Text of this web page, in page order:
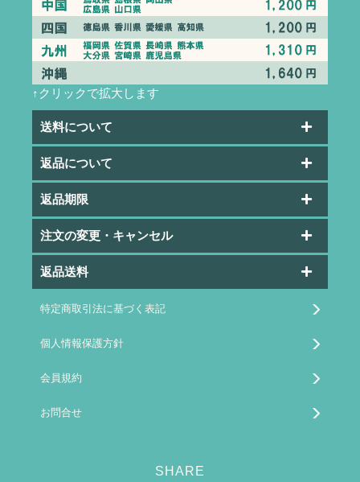
↑クリックで拡大します
送料について
返品について
返品期限
注文の変更・キャンセル
返品送料
特定商取引法に基づく表記
個人情報保護方針
会員規約
お問合せ
SHARE